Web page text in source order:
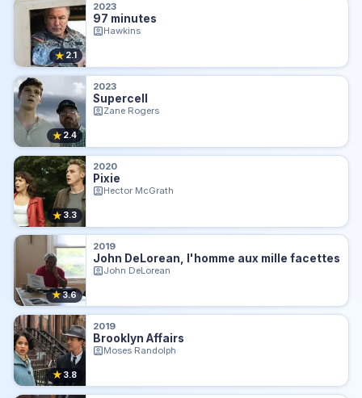
★ 2.1
2023
97 minutes
Hawkins
★ 2.4
2023
Supercell
Zane Rogers
★ 3.3
2020
Pixie
Hector McGrath
★3.6
2019
John DeLorean, l'homme aux mille facettes
John DeLorean
★3.8
2019
Brooklyn Affairs
Moses Randolph